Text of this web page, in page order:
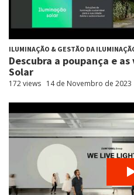
ILUMINAÇÃO & GESTÃO DA
Descubra a poupança e
Solar
172 views 14 de Novembro de 2023